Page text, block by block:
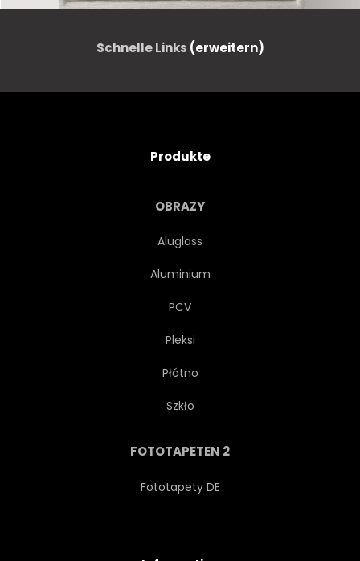
Schnelle Links (erweitern)
Produkte
OBRAZY
Aluglass
Aluminium
PCV
Pleksi
Płótno
Szkło
FOTOTAPETEN 2
Fototapety DE